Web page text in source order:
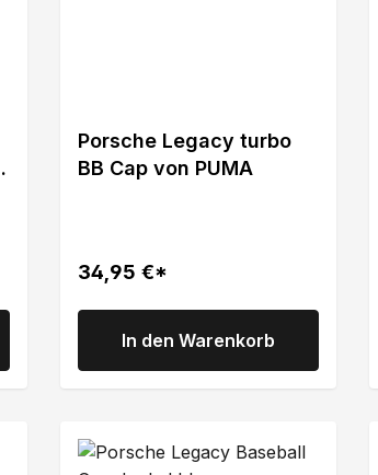
Porsche Legacy turbo
BB Cap von PUMA
34,95 €*
In den Warenkorb